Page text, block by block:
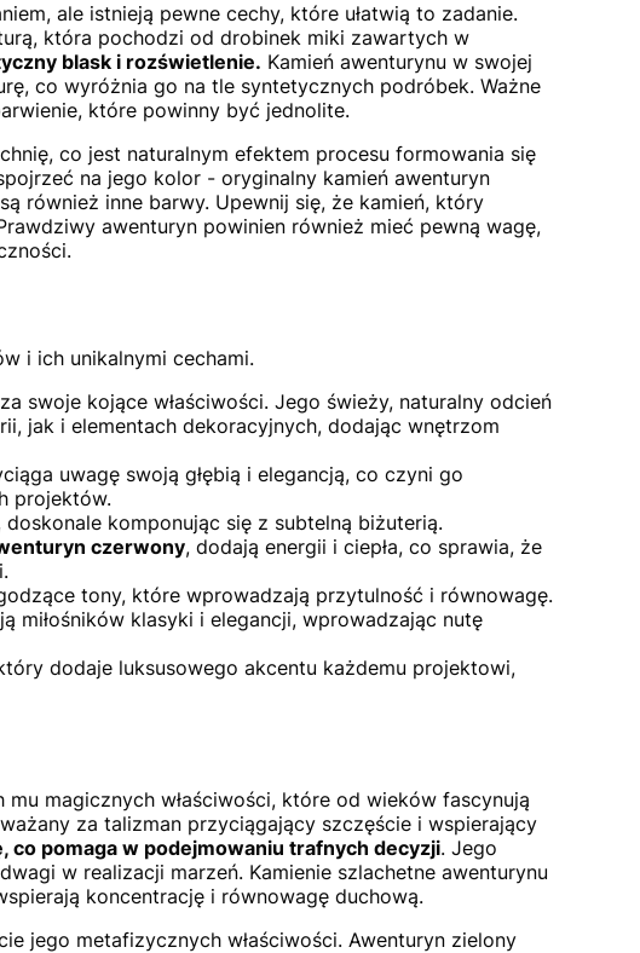
ale istnieją pewne cechy, które ułatwią to zadanie.
która pochodzi od drobinek miki zawartych w
blask i rozświetlenie. Kamień awenturynu w swojej
co wyróżnia go na tle syntetycznych podróbek. Ważne
które powinny być jednolite.
co jest naturalnym efektem procesu formowania się
na jego kolor - oryginalny kamień awenturyn
również inne barwy. Upewnij się, że kamień, który
awenturyn powinien również mieć pewną wagę,
i ich unikalnymi cechami.
swoje kojące właściwości. Jego świeży, naturalny odcień
jak i elementach dekoracyjnych, dodając wnętrzom
uwagę swoją głębią i elegancją, co czyni go
projektów.
komponując się z subtelną biżuterią.
czerwony, dodają energii i ciepła, co sprawia, że
tony, które wprowadzają przytulność i równowagę.
miłośników klasyki i elegancji, wprowadzając nutę
dodaje luksusowego akcentu każdemu projektowi,
magicznych właściwości, które od wieków fascynują
za talizman przyciągający szczęście i wspierający
co pomaga w podejmowaniu trafnych decyzji. Jego
w realizacji marzeń. Kamienie szlachetne awenturynu
koncentrację i równowagę duchową.
jego metafizycznych właściwości. Awenturyn zielony